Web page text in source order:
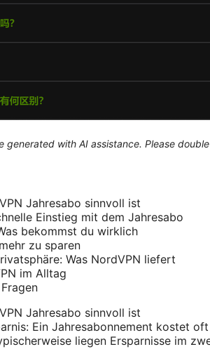
generated with AI assistance. Please
Jahresabo sinnvoll ist
Einstieg mit dem Jahresabo
bekommst du wirklich
zu sparen
Was NordVPN liefert
im Alltag
Jahresabo sinnvoll ist
Ein Jahresabonnement kostet
liegen Ersparnisse im